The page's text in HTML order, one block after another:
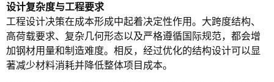
设计复杂度与工程要求
工程设计决策在成本形成中起着决定性作用。大跨度结构、
高荷载要求、复杂几何形态以及严格遵循国际规范，都会增
加钢材用量和制造难度。相反，经过优化的结构设计可以显
著减少材料消耗并降低整体项目成本。